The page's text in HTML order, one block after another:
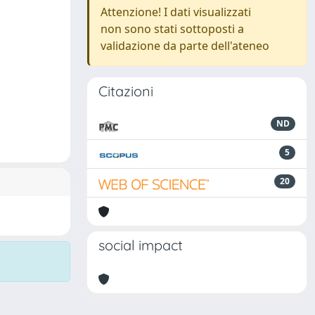
Attenzione! I dati visualizzati
non sono stati sottoposti a
validazione da parte dell'ateneo
Citazioni
ND
5
20
social impact